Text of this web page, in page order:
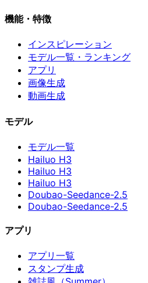
機能・特徴
インスピレーション
モデル一覧・ランキング
アプリ
画像生成
動画生成
モデル
モデル一覧
Hailuo H3
Hailuo H3
Hailuo H3
Doubao-Seedance-2.5
Doubao-Seedance-2.5
アプリ
アプリ一覧
スタンプ生成